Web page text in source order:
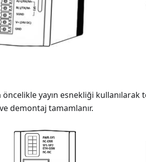
öncelikle yayın esnekliği
demontaj tamamlanır.